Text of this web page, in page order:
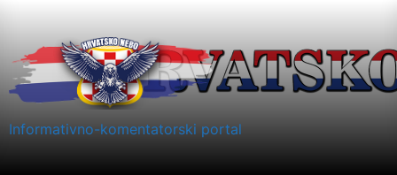
content
Informativno-komentatorski portal